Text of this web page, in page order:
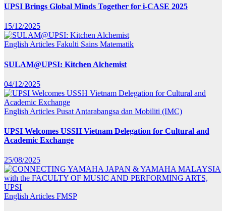
UPSI Brings Global Minds Together for i-CASE 2025
15/12/2025
English Articles Fakulti Sains Matematik
SULAM@UPSI: Kitchen Alchemist
04/12/2025
English Articles Pusat Antarabangsa dan Mobiliti (IMC)
UPSI Welcomes USSH Vietnam Delegation for Cultural and
Academic Exchange
25/08/2025
English Articles FMSP